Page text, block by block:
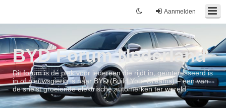
Aanmelden
BYD Forum Nederland
Dit forum is dé plek voor iedereen die rijdt in, geïnteresseerd is
in of nieuwsgierig is naar BYD (Build Your Dreams) – een van
de snelst groeiende elektrische automerken ter wereld.